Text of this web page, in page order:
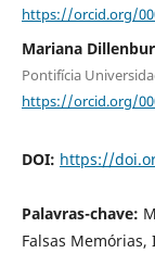
https://orcid.org/
Mariana
Pontifícia
https://orcid.org/
DOI: https://
Palavras-chave:
Falsas